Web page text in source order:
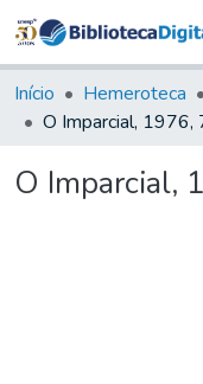
Início Hemeroteca
O Imparcial, 1976,
O Imparcial,